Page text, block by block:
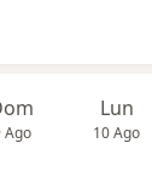
Ago
Lun
10 Ago